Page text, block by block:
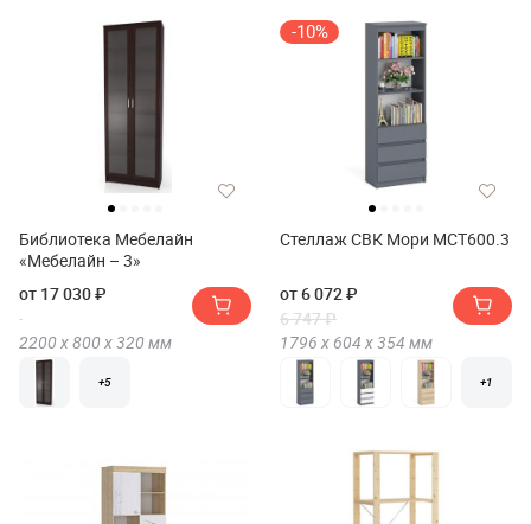
Библиотека Мебелайн
«Мебелайн – 3»
от 17 030 ₽
2200 х800 х320 мм
+5
-10%
Стеллаж СВК Мори МСТ600.3
от 6 072 ₽
6 747 ₽
1796 х 604 х354 мм
+1